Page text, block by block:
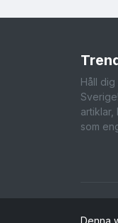
Håll
artiklar,
som
Denna